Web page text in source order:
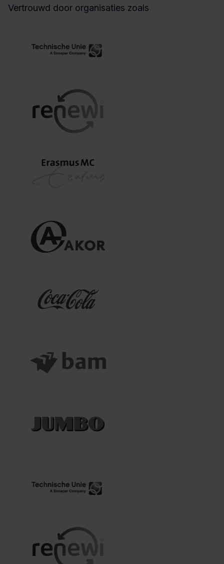
Vertrouwd door organisaties zoals